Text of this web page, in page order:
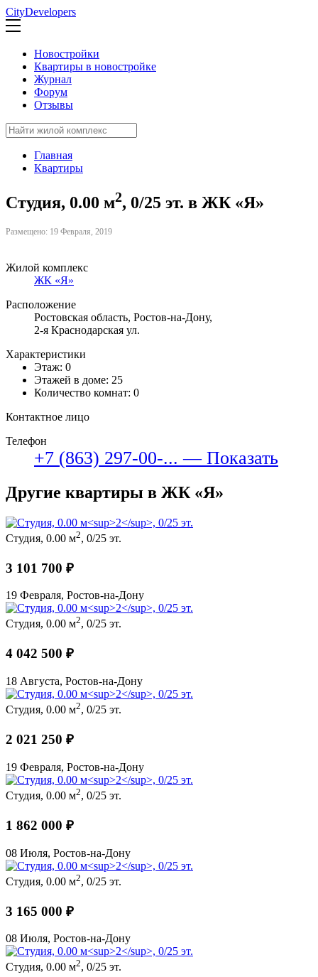
CityDevelopers
Новостройки
Квартиры в новостройке
Журнал
Форум
Отзывы
Главная
Квартиры
Студия, 0.00 м2, 0/25 эт. в ЖК «Я»
Размещено: 19 Февраля, 2019
Жилой комплекс
ЖК «Я»
Расположение
Ростовская область, Ростов-на-Дону,
2-я Краснодарская ул.
Характеристики
Этаж: 0
Этажей в доме: 25
Количество комнат: 0
Контактное лицо
Телефон
+7 (863) 297-00-... — Показать
Другие квартиры в ЖК «Я»
Студия, 0.00 м2, 0/25 эт.
3 101 700 ₽
19 Февраля, Ростов-на-Дону
Студия, 0.00 м2, 0/25 эт.
4 042 500 ₽
18 Августа, Ростов-на-Дону
Студия, 0.00 м2, 0/25 эт.
2 021 250 ₽
19 Февраля, Ростов-на-Дону
Студия, 0.00 м2, 0/25 эт.
1 862 000 ₽
08 Июля, Ростов-на-Дону
Студия, 0.00 м2, 0/25 эт.
3 165 000 ₽
08 Июля, Ростов-на-Дону
Студия, 0.00 м2, 0/25 эт.